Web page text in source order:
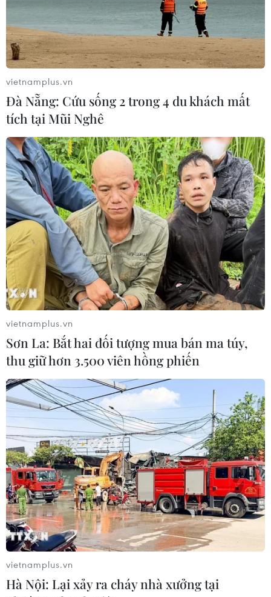
Iran kêu gọi Mỹ trao đổi tù nhân, cải thiện
quan hệ
28/04/2021 05:49
Chính phủ Iran cho biết Tehran muốn Mỹ trả tự do cho
tất cả tù nhân Iran đang bị giam giữ tại Mỹ vì lý do
nhân đạo, song kế hoạch này còn phụ thuộc vào thiện
chí từ phía Washington.
Iran tuyên bố sở hữu máy bay không người
lái có tầm bay tới 7.000km
Tổng Tư lệnh IRGC Hossein Salami cho biết máy bay
không người lái của Iran có tầm bay lên tới 7.000km, có
vietnamplus.vn
Đà Nẵng: Cứu sống 2 trong 4 du khách mất
tích tại Mũi Nghê
vietnamplus.vn
Sơn La: Bắt hai đối tượng mua bán ma túy,
thu giữ hơn 3.500 viên hồng phiến
vietnamplus.vn
Hà Nội: Lại xảy ra cháy nhà xưởng tại